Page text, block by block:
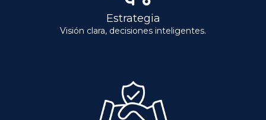
Estrategia
Visión clara, decisiones inteligentes.